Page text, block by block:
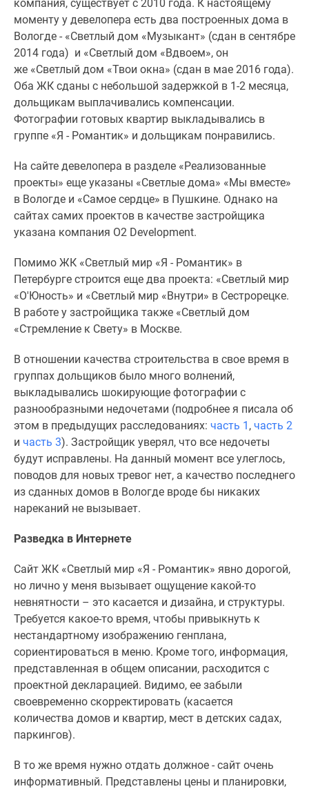
компания, существует с 2010 года. К настоящему
моменту у девелопера есть два построенных дома в
Вологде - «Светлый дом «Музыкант» (сдан в сентябре
2014 года) и «Светлый дом «Вдвоем», он
же «Светлый дом «Твои окна» (сдан в мае 2016 года).
Оба ЖК сданы с небольшой задержкой в 1-2 месяца,
дольщикам выплачивались компенсации.
Фотографии готовых квартир выкладывались в
группе «Я - Романтик» и дольщикам понравились.
На сайте девелопера в разделе «Реализованные
проекты» еще указаны «Светлые дома» «Мы вместе»
в Вологде и «Самое сердце» в Пушкине. Однако на
сайтах самих проектов в качестве застройщика
указана компания О2 Development.
Помимо ЖК «Светлый мир «Я - Романтик» в
Петербурге строится еще два проекта: «Светлый мир
«О'Юность» и «Светлый мир «Внутри» в Сестрорецке.
В работе у застройщика также «Светлый дом
«Стремление к Свету» в Москве.
В отношении качества строительства в свое время в
группах дольщиков было много волнений,
выкладывались шокирующие фотографии с
разнообразными недочетами (подробнее я писала об
этом в предыдущих расследованиях: часть 1 , часть 2
и часть 3). Застройщик уверял, что все недочеты
будут исправлены. На данный момент все улеглось,
поводов для новых тревог нет, а качество последнего
из сданных домов в Вологде вроде бы никаких
нареканий не вызывает.
Разведка в Интернете
Сайт ЖК «Светлый мир «Я - Романтик» явно дорогой,
но лично у меня вызывает ощущение какой-то
невнятности – это касается и дизайна, и структуры.
Требуется какое-то время, чтобы привыкнуть к
нестандартному изображению генплана,
сориентироваться в меню. Кроме того, информация,
представленная в общем описании, расходится с
проектной декларацией. Видимо, ее забыли
своевременно скорректировать (касается
количества домов и квартир, мест в детских садах,
паркингов).
В то же время нужно отдать должное - сайт очень
информативный. Представлены цены и планировки,